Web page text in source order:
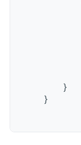
}
}